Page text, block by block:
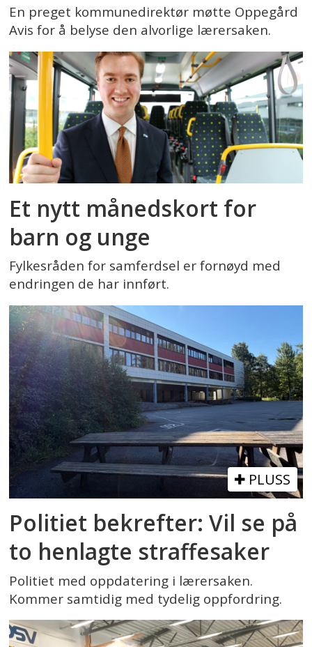
En preget kommunedirektør møtte Oppegård
Avis for å belyse den alvorlige lærersaken.
Et nytt månedskort for
barn og unge
Fylkesråden for samferdsel er fornøyd med
endringen de har innført.
PLUSS
Politiet bekrefter: Vil se på
to henlagte straffesaker
Politiet med oppdatering i lærersaken.
Kommer samtidig med tydelig oppfordring.